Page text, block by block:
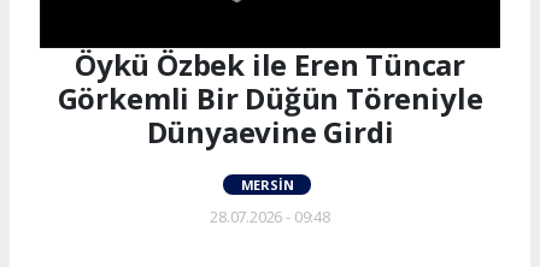
Öykü Özbek ile Eren Tüncar
Görkemli Bir Düğün Töreniyle
Dünyaevine Girdi
MERSIN
28.07.2026 - 09:48